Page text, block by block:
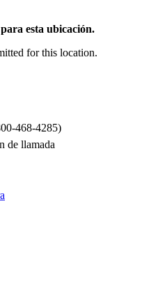
esta ubicación.
for this location.
468-4285)
de llamada